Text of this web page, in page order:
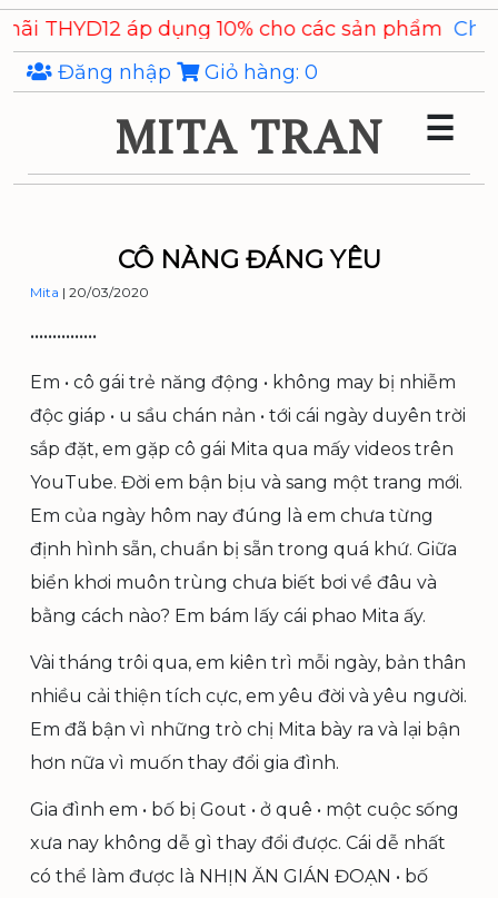
Skip
to
the
content
dụng 10% cho các sản phẩmChiết xuất Ý Dĩ
Đăng nhập
Giỏ hàng: 0
MITA TRAN ☰
CÔ NÀNG ĐÁNG YÊU
Mita | 20/03/2020
•••••••••••••••
Em • cô gái trẻ năng động • không may bị nhiễm
độc giáp • u sầu chán nản • tới cái ngày duyên trời
sắp đặt, em gặp cô gái Mita qua mấy videos trên
YouTube. Đời em bận bịu và sang một trang mới.
Em của ngày hôm nay đúng là em chưa từng
định hình sẵn, chuẩn bị sẵn trong quá khứ. Giữa
biển khơi muôn trùng chưa biết bơi về đâu và
bằng cách nào? Em bám lấy cái phao Mita ấy.
Vài tháng trôi qua, em kiên trì mỗi ngày, bản thân
nhiều cải thiện tích cực, em yêu đời và yêu người.
Em đã bận vì những trò chị Mita bày ra và lại bận
hơn nữa vì muốn thay đổi gia đình.
Gia đình em • bố bị Gout • ở quê • một cuộc sống
xưa nay không dễ gì thay đổi được. Cái dễ nhất
có thể làm được là NHỊN ĂN GIÁN ĐOẠN • bố